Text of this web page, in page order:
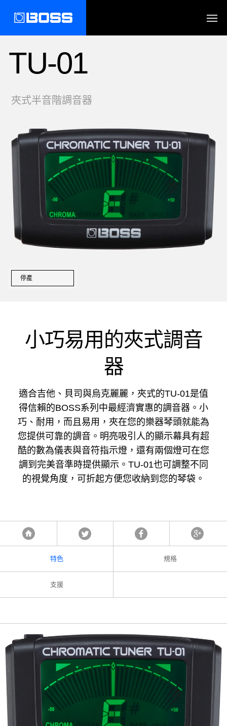
TU-01
夾式半音階調音器
停產
小巧易用的夾式調音
器
適合吉他、貝司與烏克麗麗，夾式的TU-01是值
得信賴的BOSS系列中最經濟實惠的調音器。小
巧、耐用，而且易用，夾在您的樂器琴頭就能為
您提供可靠的調音。明亮吸引人的顯示幕具有超
酷的數為儀表與音符指示燈，還有兩個燈可在您
調到完美音準時提供顯示。TU-01也可調整不同
的視覺角度，可折起方便您收納到您的琴袋。
特色 規格
支援